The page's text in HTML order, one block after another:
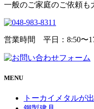
一般のご家庭のご依頼も
営業時間 平日：8:50〜
MENU
トーカイメタルが